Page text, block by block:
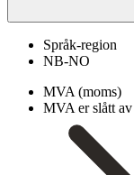
Språk-region
NB-NO
MVA (moms)
MVA er slått av